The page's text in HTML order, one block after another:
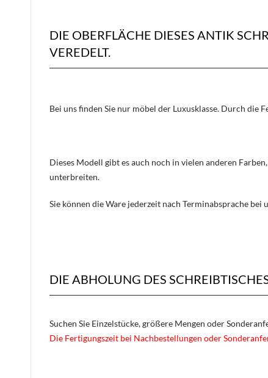
DIE OBERFLÄCHE DIESES ANTIK
VEREDELT.
Bei uns finden Sie nur möbel der Luxusklasse. Durch die
Dieses Modell gibt es auch noch in vielen anderen
unterbreiten.
Sie können die Ware jederzeit nach Terminabsprache bei
DIE ABHOLUNG DES
Suchen Sie Einzelstücke, größere Mengen oder
Die Fertigungszeit bei Nachbestellungen oder